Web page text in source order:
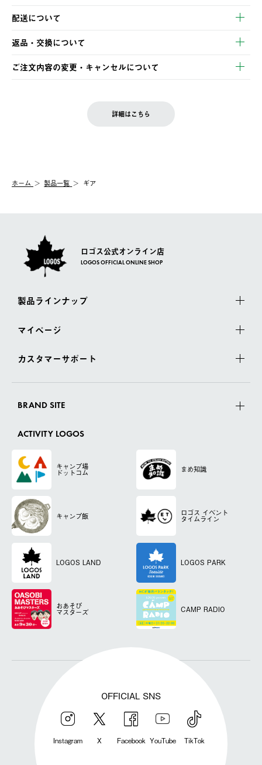
以下のいずれかの方法でお支払いいただけます。
・クレジットカード決済
・コンビニ決済
・Pay-easy決済
配送について
【発送スケジュール】
ご注文・ご入金完了より2営業日以内に商品を発送いたします。
土日祝の発送はございませんので、木曜日以降のご注文は週明け
の発送となる場合がございます。
【配送業者】
佐川急便にて配送されます。
返品・交換について
※お客様都合の場合
お客様都合の返品にかかる送料は、お客様ご負担とさせていただ
一度お手元の商品を返品いただき、ご希望商品を再注文してくだ
ご注文内容の変更・キャンセルについて
LOGOS FAMILY会員の方は、会員マイページ内 購入履歴画面に
詳細はこちら
ホーム 製品一覧 ギア
ロゴス公式オンライン店
LOGOS OFFICIAL ONLINE SHOP
製品ラインナップ
マイページ
カスタマーサポート
BRAND SITE
ACTIVITY LOGOS
キャンプ場
ドットコム まめ知識
キャンプ飯 ロゴス イベント
タイムライン
LOGOS LAND LOGOS PARK
おあそび
マスターズ CAMP RADIO
OFFICIAL SNS
Instagram X Facebook YouTube TikTok